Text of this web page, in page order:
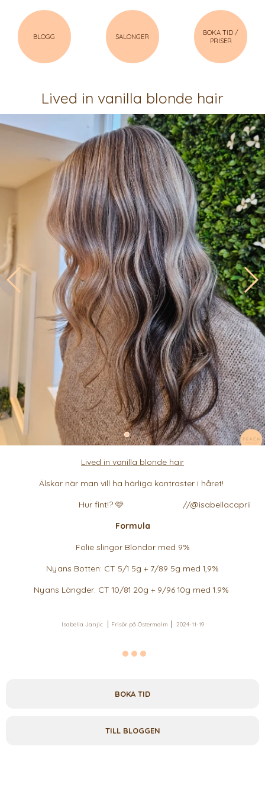
BLOGG SALONGER
BOKA TID /
PRISER
Lived in vanilla blonde hair
Lived in vanilla blonde hair
Älskar när man vill ha härliga kontraster i håret!
Hur fint!? 🩷 //@isabellacaprii
Formula
Folie slingor Blondor med 9%
Nyans Botten: CT 5/1 5g + 7/89 5g med 1,9%
Nyans Längder: CT 10/81 20g + 9/96 10g med 1.9%
Isabella Janjic Frisör på Östermalm 2024-11-19
BOKA TID
TILL BLOGGEN